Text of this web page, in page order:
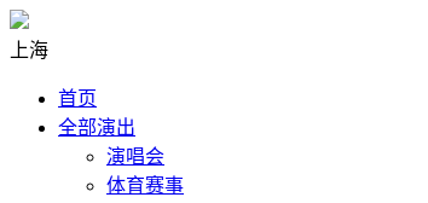
上海
首页
全部演出
演唱会
体育赛事